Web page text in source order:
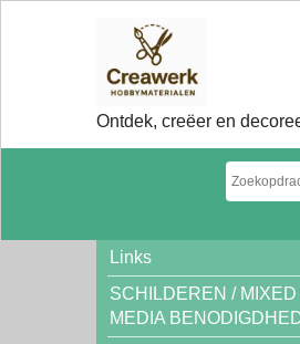
Ontdek, creëer en
Links
SCHILDEREN / MIXED
MEDIA